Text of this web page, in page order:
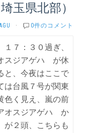
玉県北部）
· 0件のコメント
７：３０過ぎ、
スジアゲハ が休
と、今夜はここで
は台風７号が関東
色く見え、嵐の前
オスジアゲハ か
２頭、こちらも